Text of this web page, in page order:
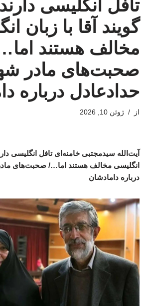
تافل انگلیسی
گویند آقا با زبان
مخالف هستند
صحبت‌های مادر
حدادعادل درباره
از ژوئن 10, 2026
آیت‌الله سیدمجتبی خامنه‌ای تافل انگلیسی
انگلیسی مخالف هستند اما…/ صحبت‌های
درباره دامادشان